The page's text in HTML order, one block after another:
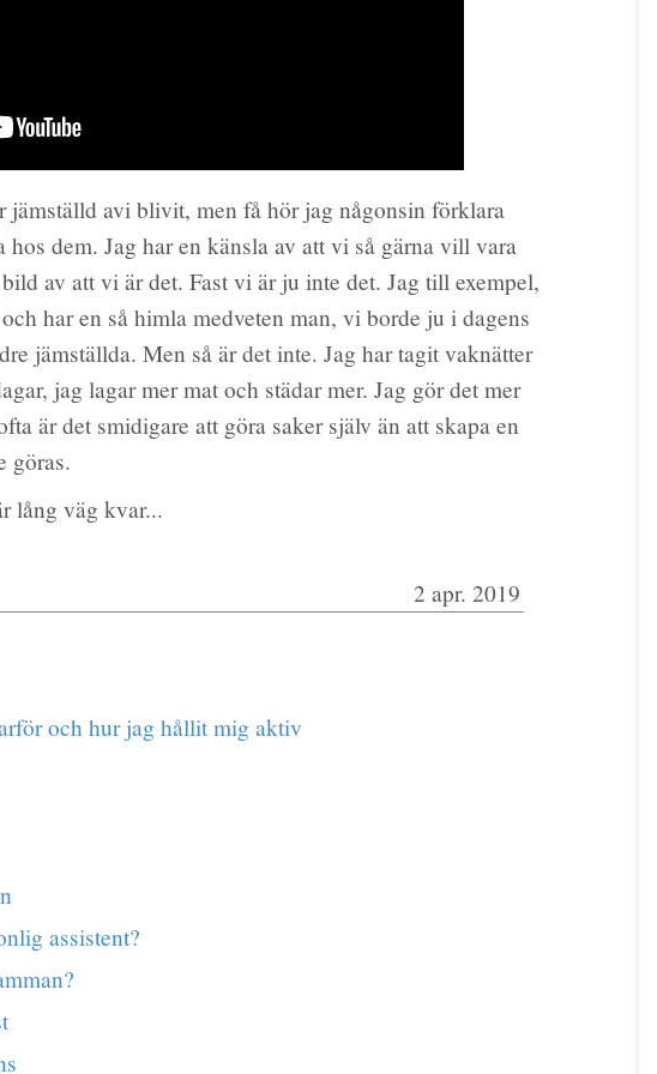
jämställd avi blivit, men få hör jag någonsin förklara
hos dem. Jag har en känsla av att vi så gärna vill vara
av att vi är det. Fast vi är ju inte det. Jag till exempel,
har en så himla medveten man, vi borde ju i dagens
jämställda. Men så är det inte. Jag har tagit vaknätter
jag lagar mer mat och städar mer. Jag gör det mer
är det smidigare att göra saker själv än att skapa en
göras.
lång väg kvar...
2 apr. 2019
och hur jag hållit mig aktiv
assistent?